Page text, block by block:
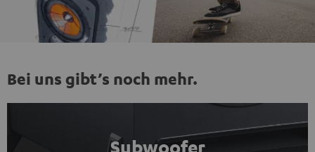
Bei uns gibt’s noch mehr.
Subwoofer